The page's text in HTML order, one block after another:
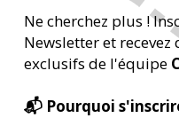
Ne cherchez plus !
Newsletter et recevez
exclusifs de l'équipe
📬 Pourquoi